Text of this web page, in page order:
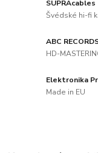
SUPRAcables
Švédské hi-fi
ABC
HD-
Elektronika
Made in EU